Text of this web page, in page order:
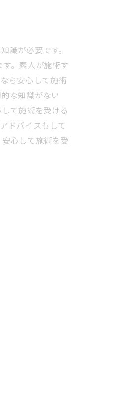
識が必要です。
。素人が施術す
ら安心して施術
な知識がない
て施術を受ける
ドバイスもして
心して施術を受